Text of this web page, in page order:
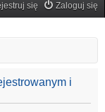
Zaloguj się
się
i